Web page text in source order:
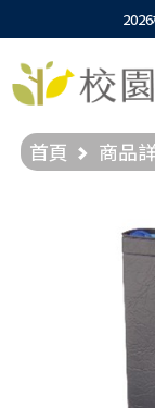
首頁 商品